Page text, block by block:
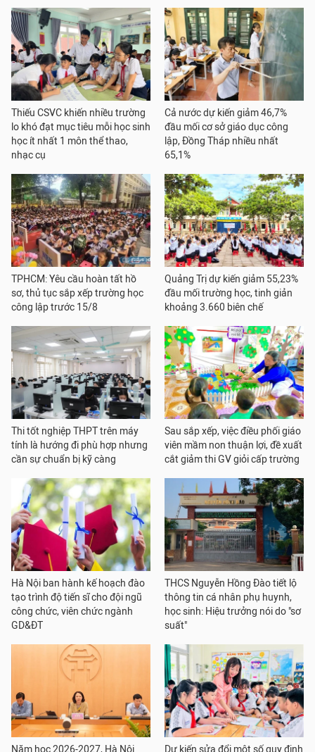
Thiếu CSVC khiến nhiều trường
lo khó đạt mục tiêu mỗi học sinh
học ít nhất 1 môn thể thao,
nhạc cụ
Cả nước dự kiến giảm 46,7%
đầu mối cơ sở giáo dục công
lập, Đồng Tháp nhiều nhất
65,1%
TPHCM: Yêu cầu hoàn tất hồ
sơ, thủ tục sắp xếp trường học
công lập trước 15/8
Quảng Trị dự kiến giảm 55,23%
đầu mối trường học, tinh giản
khoảng 3.660 biên chế
Thi tốt nghiệp THPT trên máy
tính là hướng đi phù hợp nhưng
cần sự chuẩn bị kỹ càng
Sau sắp xếp, việc điều phối giáo
viên mầm non thuận lợi, đề xuất
cắt giảm thi GV giỏi cấp trường
Hà Nội ban hành kế hoạch đào
tạo trình độ tiến sĩ cho đội ngũ
công chức, viên chức ngành
GD&ĐT
THCS Nguyễn Hồng Đào tiết lộ
thông tin cá nhân phụ huynh,
học sinh: Hiệu trưởng nói do "sơ
suất"
Năm học 2026-2027, Hà Nội Dự kiến sửa đổi một số quy định